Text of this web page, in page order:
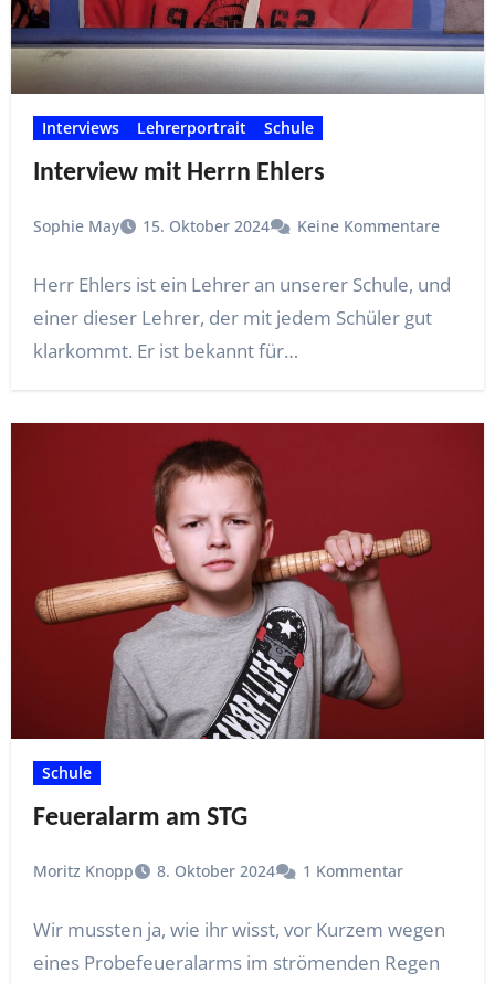
Interviews Lehrerportrait Schule
Interview mit Herrn Ehlers
Sophie May 15. Oktober 2024 Keine Kommentare
Herr Ehlers ist ein Lehrer an unserer Schule, und
einer dieser Lehrer, der mit jedem Schüler gut
klarkommt. Er ist bekannt für…
Schule
Feueralarm am STG
Moritz Knopp 8. Oktober 2024 1 Kommentar
Wir mussten ja, wie ihr wisst, vor Kurzem wegen
eines Probefeueralarms im strömenden Regen